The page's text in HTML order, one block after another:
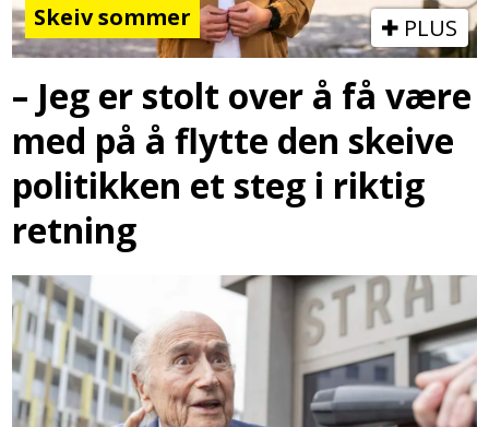
Skeiv sommer PLUS
– Jeg er stolt over å få være
med på å flytte den skeive
politikken et steg i riktig
retning